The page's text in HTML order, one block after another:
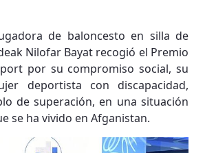
de baloncesto en silla de
Nilofar Bayat recogió el Premio
por su compromiso social, su
deportista con discapacidad,
de superación, en una situación
se ha vivido en Afganistan.